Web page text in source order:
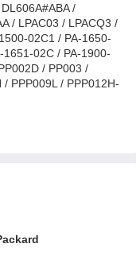
/
/ LPAC03 / LPACQ3 /
02C1 / PA-1650-
02C / PA-1900-
/ PP003 /
PPP009L / PPP012H-